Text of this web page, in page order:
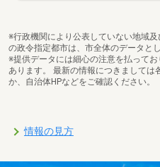
※行政機関により公表していない地域
の政令指定都市は、市全体のデータと
※提供データには細心の注意を払って
あります。 最新の情報につきましては
か、自治体HPなどをご確認ください。
情報の見方